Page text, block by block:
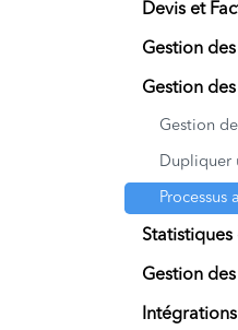
Devis et
Gestion
Gestion
Gestion
Dupliquer
Processus
Gestion
Intégrations